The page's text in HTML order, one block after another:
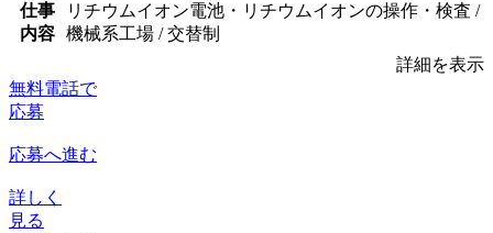
仕事
内容
リチウムイオン電池・リチウムイオンの操作・検査 /
機械系工場 / 交替制
詳細を表示
無料電話で
応募
応募へ進む
詳しく
見る